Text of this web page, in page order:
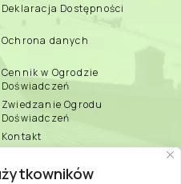
Deklaracja Dostępności
Ochrona danych
Cennik w Ogrodzie
Doświadczeń
Zwiedzanie Ogrodu
Doświadczeń
Kontakt